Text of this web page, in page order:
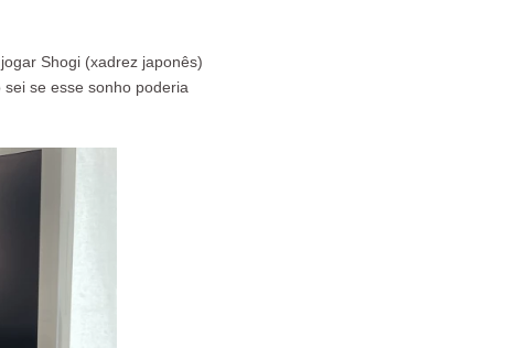
Shogi (xadrez japonês)
se esse sonho poderia